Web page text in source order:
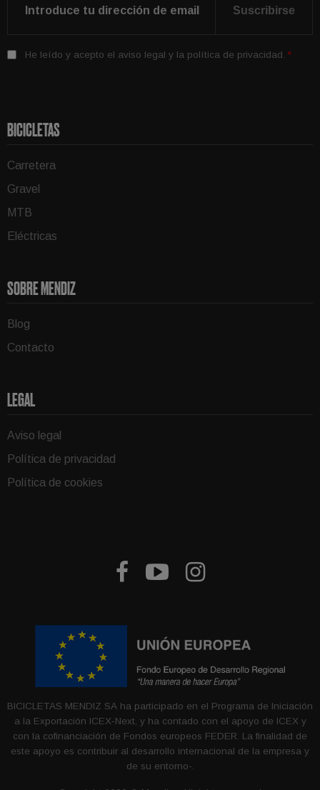
Suscribirse
He leído y acepto el aviso legal y la política de privacidad *
BICICLETAS
Carretera
Gravel
MTB
Eléctricas
SOBRE MENDIZ
Blog
Contacto
LEGAL
Aviso legal
Política de privacidad
Política de cookies
  
BICICLETAS MENDIZ SA ha participado en el Programa de Iniciación
a la Exportación ICEX‐Next, y ha contado con el apoyo de ICEX y
con la cofinanciación de Fondos europeos FEDER. La finalidad de
este apoyo es contribuir al desarrollo internacional de la empresa y
de su entorno-.